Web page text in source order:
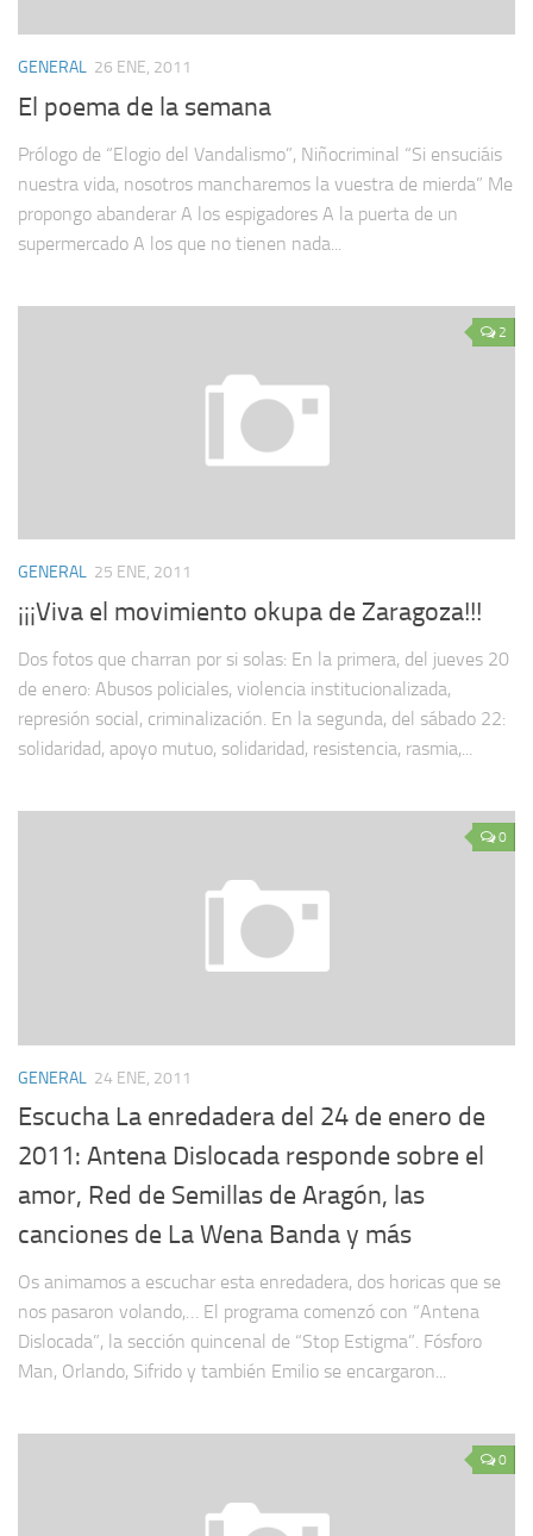
GENERAL 26 ENE, 2011
El poema de la semana
Prólogo de “Elogio del Vandalismo”, Niñocriminal “Si ensuciáis
nuestra vida, nosotros mancharemos la vuestra de mierda” Me
propongo abanderar A los espigadores A la puerta de un
supermercado A los que no tienen nada...
2
GENERAL 25 ENE, 2011
¡¡¡Viva el movimiento okupa de Zaragoza!!!
Dos fotos que charran por si solas: En la primera, del jueves 20
de enero: Abusos policiales, violencia institucionalizada,
represión social, criminalización. En la segunda, del sábado 22:
solidaridad, apoyo mutuo, solidaridad, resistencia, rasmia,...
0
GENERAL 24 ENE, 2011
Escucha La enredadera del 24 de enero de
2011: Antena Dislocada responde sobre el
amor, Red de Semillas de Aragón, las
canciones de La Wena Banda y más
Os animamos a escuchar esta enredadera, dos horicas que se
nos pasaron volando,… El programa comenzó con “Antena
Dislocada”, la sección quincenal de “Stop Estigma”. Fósforo
Man, Orlando, Sifrido y también Emilio se encargaron...
0